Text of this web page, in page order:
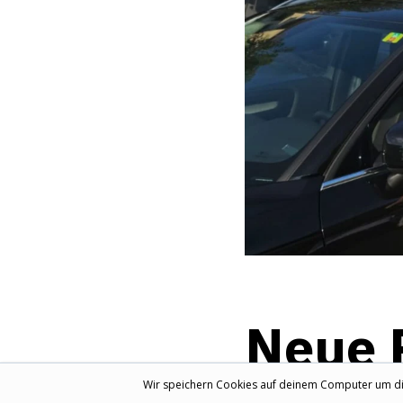
Wir speichern Cookies auf deinem Computer um
Neue